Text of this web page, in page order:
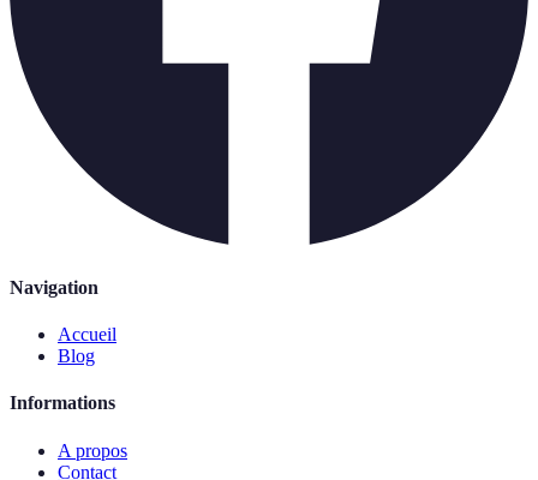
Navigation
Accueil
Blog
Informations
A propos
Contact